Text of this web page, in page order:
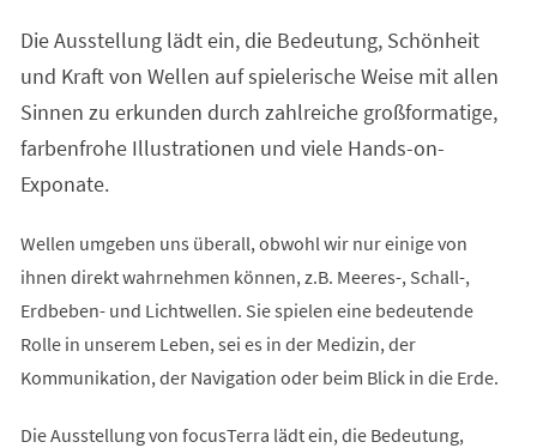
Die Ausstellung lädt ein, die Bedeutung, Schönheit
und Kraft von Wellen auf spielerische Weise mit allen
Sinnen zu erkunden durch zahlreiche großformatige,
farbenfrohe Illustrationen und viele Hands-on-
Exponate.
Wellen umgeben uns überall, obwohl wir nur einige von
ihnen direkt wahrnehmen können, z.B. Meeres-, Schall-,
Erdbeben- und Lichtwellen. Sie spielen eine bedeutende
Rolle in unserem Leben, sei es in der Medizin, der
Kommunikation, der Navigation oder beim Blick in die Erde.
Die Ausstellung von focusTerra lädt ein, die Bedeutung,